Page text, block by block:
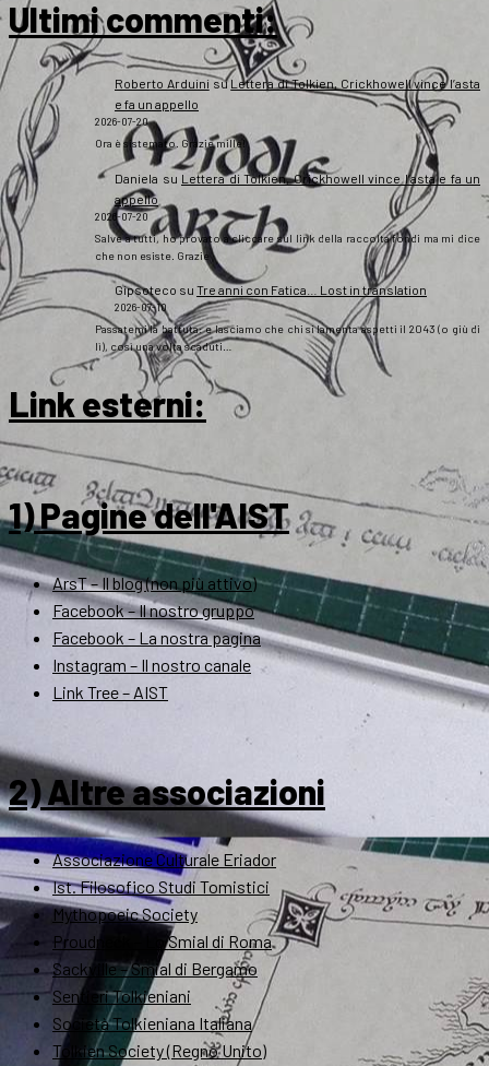
Ultimi commenti:
Roberto Arduini suLettera di Tolkien, Crickhowell vince l’asta
e fa un appello
2026-07-20
Ora è sistemato. Grazie mille!
Daniela su Lettera di Tolkien, Crickhowell vince l’asta e fa un
appello
2026-07-20
Salve a tutti, ho provato a cliccare sul link della raccolta fondi ma mi dice
che non esiste. Grazie
Gipsoteco su Tre anni con Fatica… Lost in translation
2026-07-10
Passatemi la battuta: e lasciamo che chi si lamenta aspetti il 2043 (o giù di
lì), così una volta scaduti…
Link esterni:
1) Pagine dell'AIST
ArsT – Il blog (non più attivo)
Facebook – Il nostro gruppo
Facebook – La nostra pagina
Instagram – Il nostro canale
Link Tree – AIST
2) Altre associazioni
Associazione Culturale Eriador
Ist. Filosofico Studi Tomistici
Mythopoeic Society
Proudneck – Lo Smial di Roma
Sackville – Smial di Bergamo
Sentieri Tolkieniani
Società Tolkieniana Italiana
Tolkien Society (Regno Unito)